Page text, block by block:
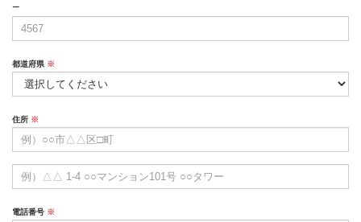
−
都道府県 ※
住所 ※
電話番号 ※